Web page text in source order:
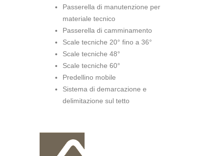
Passerella di manutenzione per
materiale tecnico
Passerella di camminamento
Scale tecniche 20° fino a 36°
Scale tecniche 48°
Scale tecniche 60°
Predellino mobile
Sistema di demarcazione e
delimitazione sul tetto